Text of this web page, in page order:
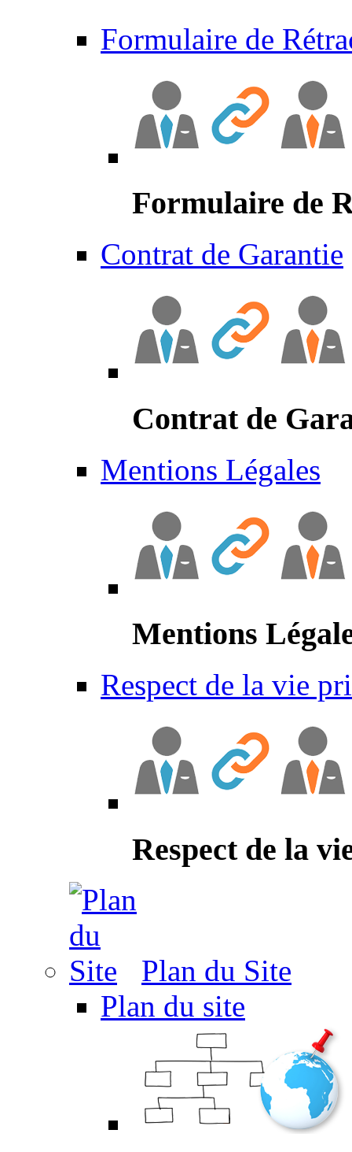
Formulaire de
Formulaire de
Contrat de Garantie
Contrat de
Mentions Légales
Mentions
Respect de la vie
Respect de la
Plan du Site
Plan du site